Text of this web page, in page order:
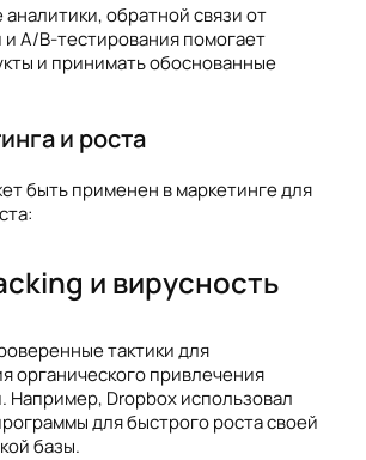
обратной связи от
A/B-тестирования помогает
и принимать обоснованные
и роста
быть применен в маркетинге для
и вирусность
тактики для
органического привлечения
Например, Dropbox использовал
для быстрого роста своей
базы.